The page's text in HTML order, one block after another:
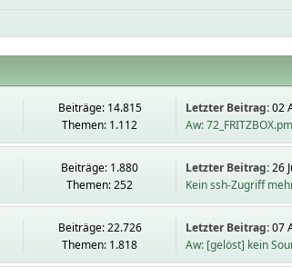
Beiträge: 14.815
Themen: 1.112
Letzter Beitrag:02
Aw:
Beiträge: 1.880
Themen: 252
Letzter Beitrag:26
Kein ssh-Zugriff
Beiträge: 22.726
Themen: 1.818
Letzter Beitrag:07
Aw: [gelöst] kein